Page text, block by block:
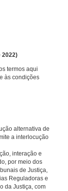
2022)
termos aqui
às condições
alternativa de
a interlocução
interação e
por meio dos
de Justiça,
Reguladoras e
da Justiça, com